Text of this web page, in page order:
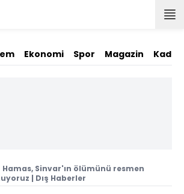
Ekonomi Spor Magazin Kadın
Hamas, Sinvar'ın ölümünü resmen
| Dış Haberler